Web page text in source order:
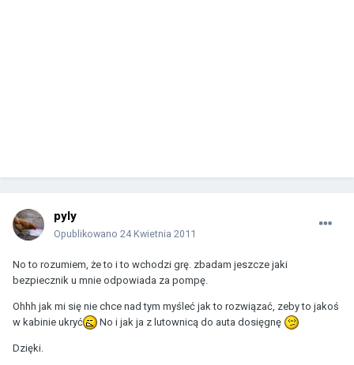
pyly
Opublikowano 24 Kwietnia 2011
No to rozumiem, że to i to wchodzi grę. zbadam jeszcze jaki
bezpiecznik u mnie odpowiada za pompę.
Ohhh jak mi się nie chce nad tym myśleć jak to rozwiązać, zeby to jakoś
w kabinie ukryć
No i jak ja z lutownicą do auta dosięgnę
Dzięki.